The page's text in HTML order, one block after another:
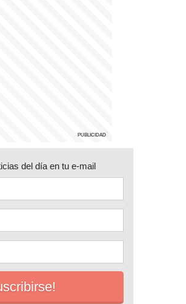
del día en tu e-mail